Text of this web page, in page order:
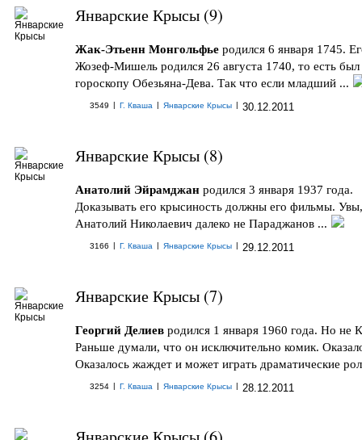
Январские Крысы (9)
Жак-Этьенн Монгольфье родился 6 января 1745.
Жозеф-Мишель родился 26 августа 1740, то есть
гороскопу Обезьяна-Дева. Так что если младший ...
3549 | Г. Кваша | Январские Крысы | 30.12.2011
Январские Крысы (8)
Анатолий Эйрамджан родился 3 января 1937 года.
Доказывать его крысиность должны его фильмы. Увы,
Анатолий Николаевич далеко не Параджанов ...
3166 | Г. Кваша | Январские Крысы | 29.12.2011
Январские Крысы (7)
Георгий Делиев родился 1 января 1960 года. Но не
Раньше думали, что он исключительно комик.
Оказалось жаждет и может играть драматические
3254 | Г. Кваша | Январские Крысы | 28.12.2011